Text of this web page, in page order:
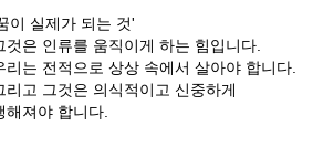
이 실제가 되는 것'
것은 인류를 움직이게 하는 힘입니다.
리는 전적으로 상상 속에서 살아야 합니다.
리고 그것은 의식적이고 신중하게
해져야 합니다.